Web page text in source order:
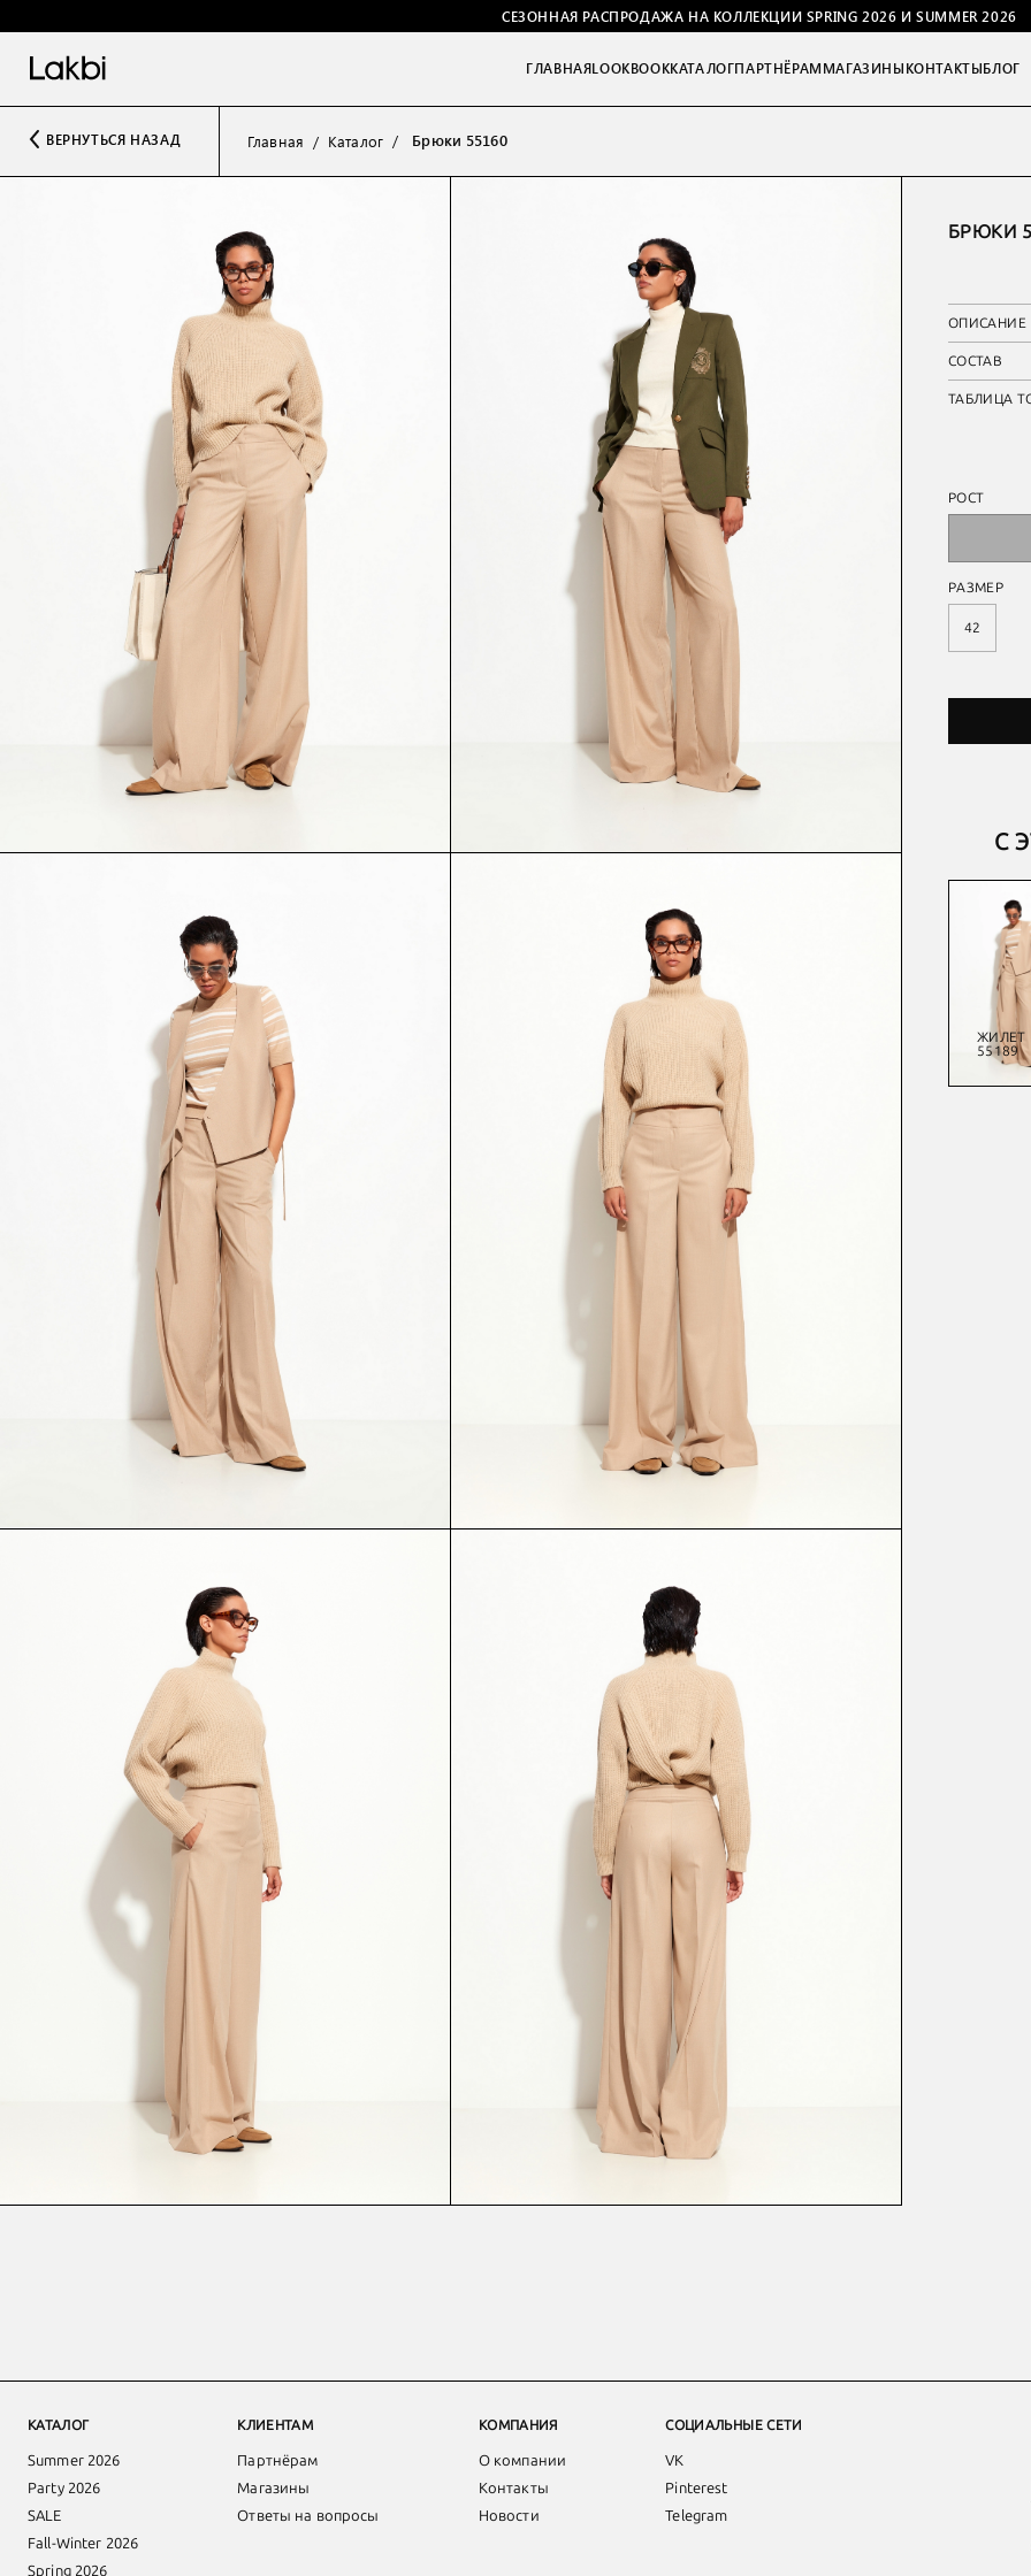
СЕЗОННАЯ РАСПРОДАЖА НА КОЛЛЕКЦИИ SPRING 2026 И SUMMER 2026
ГЛАВНАЯLOOKBOOKКАТАЛОГПАРТНЁРАММАГАЗИНЫКОНТАКТЫБЛОГ
ВЕРНУТЬСЯ НАЗАД Главная Каталог Брюки 55160
БРЮКИ
ОПИСАНИЕ
СОСТАВ
ТАБЛИЦА
РОСТ
РАЗМЕР
42
С
БРЮКИ
54632
ЖАКЕТ
БЛУЗА
54814
ЖИЛЕТ
55189
КАТАЛОГ
Summer 2026
Party 2026
SALE
Fall-Winter 2026
Spring 2026
КЛИЕНТАМ
Партнёрам
Магазины
Ответы на вопросы
КОМПАНИЯ
О компании
Контакты
Новости
СОЦИАЛЬНЫЕ СЕТИ
VK
Pinterest
Telegram